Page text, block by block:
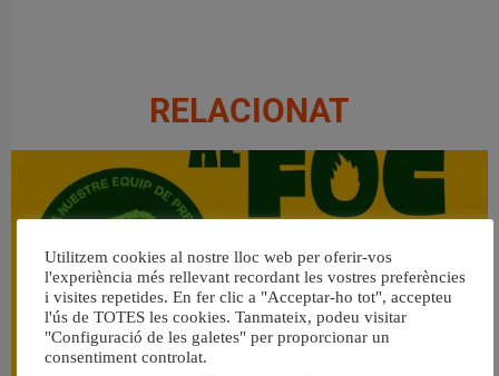
RELACIONAT
Utilitzem cookies al nostre lloc web per oferir-vos
l'experiència més rellevant recordant les vostres preferències
i visites repetides. En fer clic a "Acceptar-ho tot", accepteu
l'ús de TOTES les cookies. Tanmateix, podeu visitar
"Configuració de les galetes" per proporcionar un
consentiment controlat.